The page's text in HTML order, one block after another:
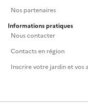
Nos partenaires
Informations pratiques
Nous contacter
Contacts en région
Inscrire votre jardin et vos